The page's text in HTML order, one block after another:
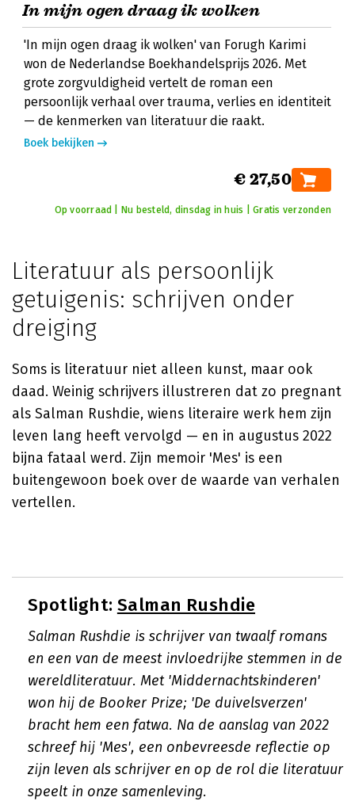
In mijn ogen draag ik wolken
'In mijn ogen draag ik wolken' van Forugh Karimi
won de Nederlandse Boekhandelsprijs 2026. Met
grote zorgvuldigheid vertelt de roman een
persoonlijk verhaal over trauma, verlies en identiteit
— de kenmerken van literatuur die raakt.
Boek bekijken
€ 27,50
Op voorraad | Nu besteld, dinsdag in huis | Gratis verzonden
Literatuur als persoonlijk
getuigenis: schrijven onder
dreiging
Soms is literatuur niet alleen kunst, maar ook
daad. Weinig schrijvers illustreren dat zo pregnant
als Salman Rushdie, wiens literaire werk hem zijn
leven lang heeft vervolgd — en in augustus 2022
bijna fataal werd. Zijn memoir 'Mes' is een
buitengewoon boek over de waarde van verhalen
vertellen.
Spotlight: Salman Rushdie
Salman Rushdie is schrijver van twaalf romans
en een van de meest invloedrijke stemmen in de
wereldliteratuur. Met 'Middernachtskinderen'
won hij de Booker Prize; 'De duivelsverzen'
bracht hem een fatwa. Na de aanslag van 2022
schreef hij 'Mes', een onbevreesde reflectie op
zijn leven als schrijver en op de rol die literatuur
speelt in onze samenleving.